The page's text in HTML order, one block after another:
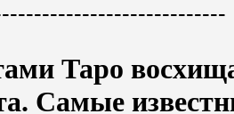
Таро
Самые